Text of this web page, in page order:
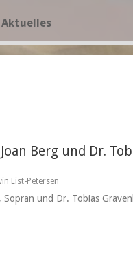
Aktuelles
Berg und Dr.
List-Petersen
und Dr. Tobias